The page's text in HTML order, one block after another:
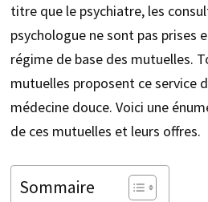
titre que le psychiatre, les
psychologue ne sont pas prises
régime de base des mutuelles.
mutuelles proposent ce service
médecine douce. Voici une
de ces mutuelles et leurs offres.
Sommaire